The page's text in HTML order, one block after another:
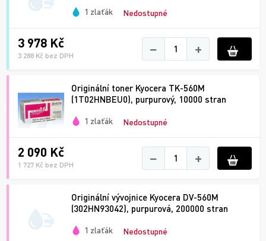
1 zlaťák Nedostupné
3 978 Kč
3 288 Kč bez DPH − +
Originální toner Kyocera TK-560M
(1T02HNBEU0), purpurový, 10000 stran
1 zlaťák Nedostupné
2 090 Kč
1 727 Kč bez DPH − +
Originální vývojnice Kyocera DV-560M
(302HN93042), purpurová, 200000 stran
1 zlaťák Nedostupné